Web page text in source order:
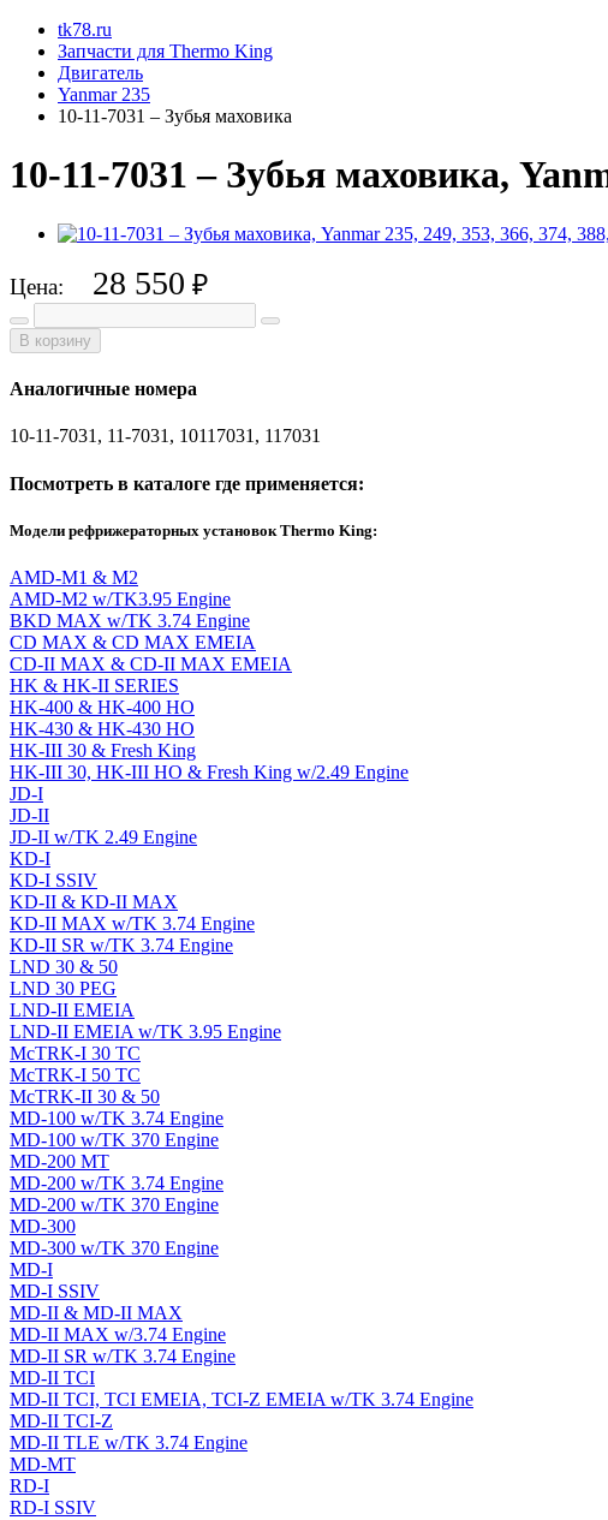
tk78.ru
Запчасти для Thermo King
Двигатель
Yanmar 235
10-11-7031 – Зубья маховика
10-11-7031 – Зубья маховика,
Цена: 28 550 ₽
В корзину
Аналогичные номера
10-11-7031, 11-7031, 10117031, 117031
Посмотреть в каталоге где применяется:
Модели рефрижераторных установок Thermo King:
AMD-M1 & M2
AMD-M2 w/TK3.95 Engine
BKD MAX w/TK 3.74 Engine
CD MAX & CD MAX EMEIA
CD-II MAX & CD-II MAX EMEIA
HK & HK-II SERIES
HK-400 & HK-400 HO
HK-430 & HK-430 HO
HK-III 30 & Fresh King
HK-III 30, HK-III HO & Fresh King w/2.49 Engine
JD-I
JD-II
JD-II w/TK 2.49 Engine
KD-I
KD-I SSIV
KD-II & KD-II MAX
KD-II MAX w/TK 3.74 Engine
KD-II SR w/TK 3.74 Engine
LND 30 & 50
LND 30 PEG
LND-II EMEIA
LND-II EMEIA w/TK 3.95 Engine
McTRK-I 30 TC
McTRK-I 50 TC
McTRK-II 30 & 50
MD-100 w/TK 3.74 Engine
MD-100 w/TK 370 Engine
MD-200 MT
MD-200 w/TK 3.74 Engine
MD-200 w/TK 370 Engine
MD-300
MD-300 w/TK 370 Engine
MD-I
MD-I SSIV
MD-II & MD-II MAX
MD-II MAX w/3.74 Engine
MD-II SR w/TK 3.74 Engine
MD-II TCI
MD-II TCI, TCI EMEIA, TCI-Z EMEIA w/TK 3.74 Engine
MD-II TCI-Z
MD-II TLE w/TK 3.74 Engine
MD-MT
RD-I
RD-I SSIV